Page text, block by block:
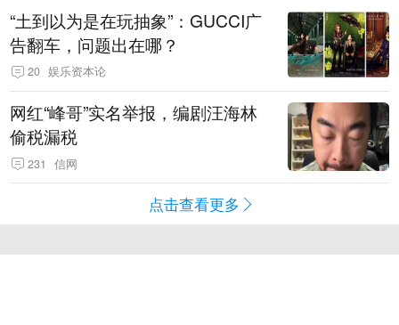
“土到以为是在玩抽象”：GUCCI广
告翻车，问题出在哪？
20 娱乐资本论
网红“峰哥”实名举报，编剧汪海林
偷税漏税
231 信网
点击查看更多